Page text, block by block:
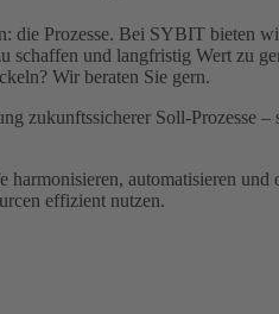
Prozesse. Bei SYBIT bieten
und langfristig Wert zu
Wir beraten Sie gern.
zukunftssicherer Soll-Prozesse
automatisieren
effizient nutzen.